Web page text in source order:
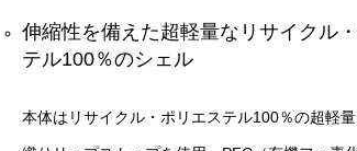
伸縮性を備えた超軽量なリサイクル
テル100％のシェル
本体はリサイクル・ポリエステル100％の超軽